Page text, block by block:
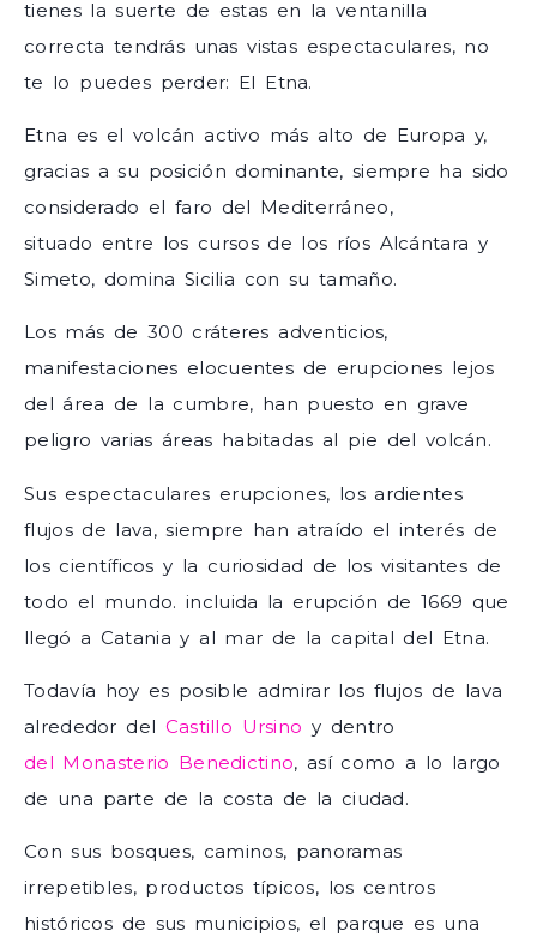
tienes la suerte de estas en la ventanilla
correcta tendrás unas vistas espectaculares, no
te lo puedes perder: El Etna.
Etna es el volcán activo más alto de Europa y,
gracias a su posición dominante, siempre ha sido
considerado el faro del Mediterráneo,
situado entre los cursos de los ríos Alcántara y
Simeto, domina Sicilia con su tamaño.
Los más de 300 cráteres adventicios,
manifestaciones elocuentes de erupciones lejos
del área de la cumbre, han puesto en grave
peligro varias áreas habitadas al pie del volcán.
Sus espectaculares erupciones, los ardientes
flujos de lava, siempre han atraído el interés de
los científicos y la curiosidad de los visitantes de
todo el mundo. incluida la erupción de 1669 que
llegó a Catania y al mar de la capital del Etna.
Todavía hoy es posible admirar los flujos de lava
alrededor del Castillo Ursino y dentro
del Monasterio Benedictino, así como a lo largo
de una parte de la costa de la ciudad.
Con sus bosques, caminos, panoramas
irrepetibles, productos típicos, los centros
históricos de sus municipios, el parque es una